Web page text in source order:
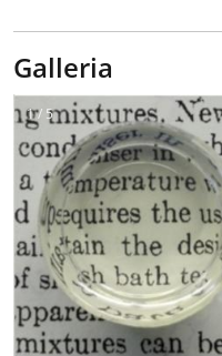
Galleria
1 / 5